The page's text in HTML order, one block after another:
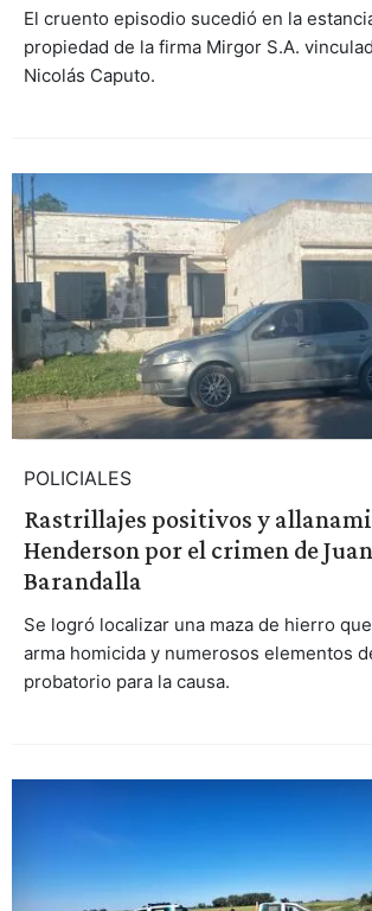
El cruento episodio sucedió en la
propiedad de la firma Mirgor S.A.
Nicolás Caputo.
POLICIALES
Rastrillajes positivos y
Henderson por el crimen de
Barandalla
Se logró localizar una maza de hierro
arma homicida y numerosos elementos
probatorio para la causa.